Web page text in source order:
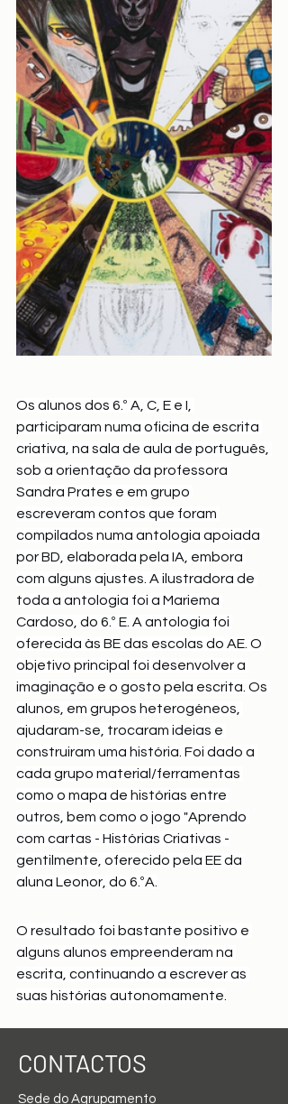
Os alunos dos 6.º A, C, E e I,
participaram numa oficina de escrita
criativa, na sala de aula de português,
sob a orientação da professora
Sandra Prates e em grupo
escreveram contos que foram
compilados numa antologia apoiada
por BD, elaborada pela IA, embora
com alguns ajustes. A ilustradora de
toda a antologia foi a Mariema
Cardoso, do 6.º E. A antologia foi
oferecida às BE das escolas do AE. O
objetivo principal foi desenvolver a
imaginação e o gosto pela escrita. Os
alunos, em grupos heterogéneos,
ajudaram-se, trocaram ideias e
construiram uma história. Foi dado a
cada grupo material/ferramentas
como o mapa de histórias entre
outros, bem como o jogo "Aprendo
com cartas - Histórias Criativas -
gentilmente, oferecido pela EE da
aluna Leonor, do 6.ºA.
O resultado foi bastante positivo e
alguns alunos empreenderam na
escrita, continuando a escrever as
suas histórias autonomamente.
CONTACTOS
Sede do Agrupamento